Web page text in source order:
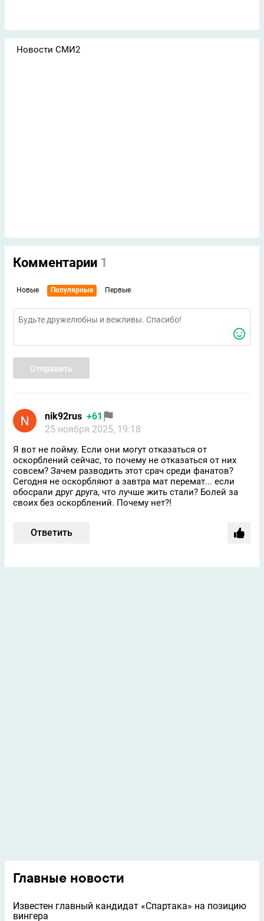
Новости СМИ2
Комментарии 1
Новые Популярные Первые
Отправить
nik92rus +61
25 ноября 2025, 19:18
Я вот не пойму. Если они могут отказаться от
оскорблений сейчас, то почему не отказаться от них
совсем? Зачем разводить этот срач среди фанатов?
Сегодня не оскорбляют а завтра мат перемат... если
обосрали друг друга, что лучше жить стали? Болей за
своих без оскорблений. Почему нет?!
Ответить
Главные новости
Известен главный кандидат «Спартака» на позицию
вингера